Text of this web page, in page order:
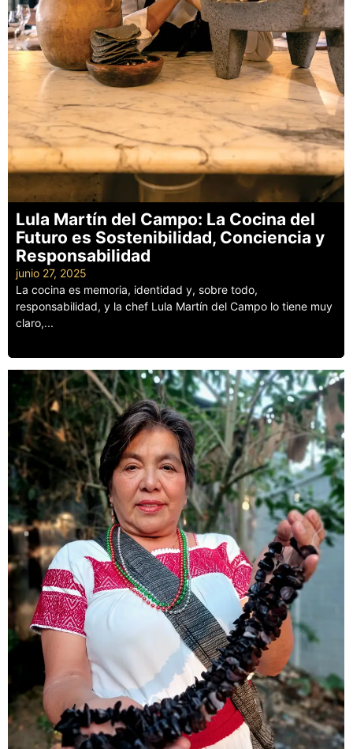
Lula Martín del Campo: La Cocina del
Futuro es Sostenibilidad, Conciencia y
Responsabilidad
junio 27, 2025
La cocina es memoria, identidad y, sobre todo,
responsabilidad, y la chef Lula Martín del Campo lo tiene muy
claro,...